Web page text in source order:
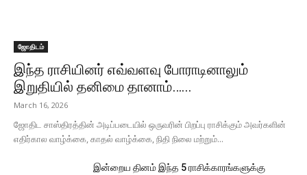
ஜோதிடம்
இந்த ராசியினர் எவ்வளவு போராடினாலும்
இறுதியில் தனிமை தானாம்…...
March 16, 2026
ஜோதிட சாஸ்திரத்தின் அடிப்படையில் ஒருவரின் பிறப்பு ராசிக்கும் அவர்களின்
எதிர்கால வாழ்க்கை, காதல் வாழ்க்கை, நிதி நிலை மற்றும்...
இன்றைய தினம் இந்த 5 ராசிக்காரங்களுக்கு